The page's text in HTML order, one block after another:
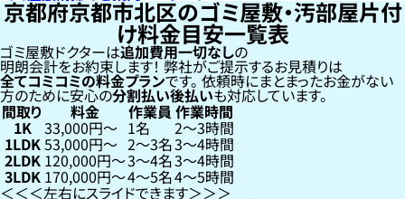
京都府京都市北区のゴミ屋敷・汚部屋片付
け料金目安一覧表
ゴミ屋敷ドクターは追加費用一切なしの
明朗会計をお約束します！弊社がご提示するお見積りは
全てコミコミの料金プランです。依頼時にまとまったお金がない
方のために安心の分割払い後払いも対応しています。
間取り 料金 作業員 作業時間
1K 33,000円〜 1名 2〜3時間
1LDK53,000円〜 2〜3名3〜4時間
2LDK 120,000円〜3〜4名3〜4時間
3LDK 170,000円〜4〜5名4〜5時間
左右にスライドできます